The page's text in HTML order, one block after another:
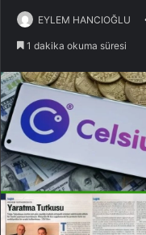
EYLEM HANCIOĞLU
1 dakika okuma süresi